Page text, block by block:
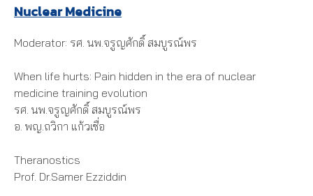
Nuclear Medicine
Moderator: รศ. นพ.จรูญศักดิ์ สมบูรณ์พร
When life hurts: Pain hidden in the era of nuclear
medicine training evolution
รศ. นพ.จรูญศักดิ์ สมบูรณ์พร
อ. พญ.ถวิกา แก้วเชื่อ
Theranostics
Prof. Dr.Samer Ezziddin